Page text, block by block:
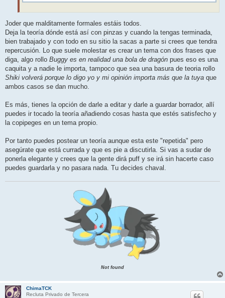
Joder que malditamente formales estáis todos.
Deja la teoría dónde está así con pinzas y cuando la tengas terminada,
bien trabajado y con todo en su sitio la sacas a parte si crees que tendra
repercusión. Lo que suele molestar es crear un tema con dos frases que
diga, algo rollo Buggy es en realidad una bola de dragón pues eso es una
caquita y a nadie le importa, tampoco que sea una basura de teoria rollo
Shiki volverá porque lo digo yo y mi opinión importa más que la tuya que
ambos casos se dan mucho.
Es más, tienes la opción de darle a editar y darle a guardar borrador, allí
puedes ir tocado la teoría añadiendo cosas hasta que estés satisfecho y
la copipeges en un tema propio.
Por tanto puedes postear un teoría aunque esta este "repetida" pero
asegúrate que está currada y que es pie a discutirla. Si vas a sudar de
ponerla elegante y crees que la gente dirá puff y se irá sin hacerte caso
puedes guardarla y no pasara nada. Tu decides chaval.
Not found
ChimaTCK
Recluta Privado de Tercera